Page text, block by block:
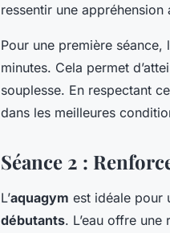
ressentir une appréhension
Pour une première séance,
minutes. Cela permet
souplesse. En respectant
dans les meilleures
Séance 2 :
L’aquagym est idéale pour
débutants. L’eau offre